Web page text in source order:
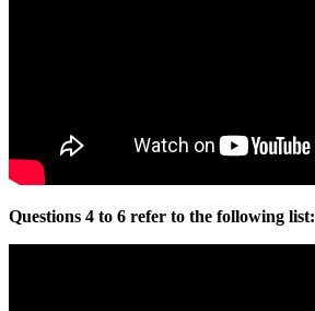
Questions 4 to 6 refer to the following list: